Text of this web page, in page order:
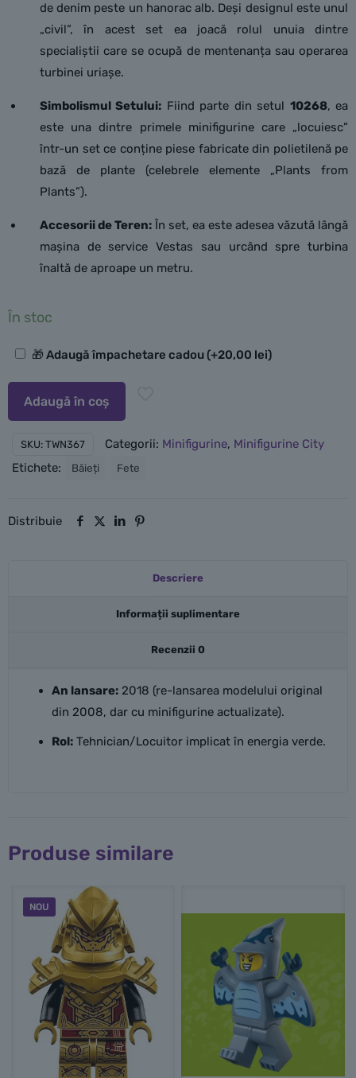
de denim peste un hanorac alb. Deși designul este unul
„civil”, în acest set ea joacă rolul unuia dintre
specialiștii care se ocupă de mentenanța sau operarea
turbinei uriașe.
Simbolismul Setului: Fiind parte din setul 10268, ea
este una dintre primele minifigurine care „locuiesc”
într-un set ce conține piese fabricate din polietilenă pe
bază de plante (celebrele elemente „Plants from
Plants”).
Accesorii de Teren: În set, ea este adesea văzută lângă
mașina de service Vestas sau urcând spre turbina
înaltă de aproape un metru.
În stoc
Opțiuni🎁 Adaugă împachetare cadou(+20,00 lei)
Adaugă în coș
SKU: TWN367 Categorii: Minifigurine, Minifigurine City
Etichete:
Băieți Fete
Distribuie
Descriere
Informații suplimentare
Recenzii 0
An lansare:2018 (re-lansarea modelului original
din 2008, dar cu minifigurine actualizate).
Rol:Tehnician/Locuitor implicat în energia verde.
Produse similare
NOU